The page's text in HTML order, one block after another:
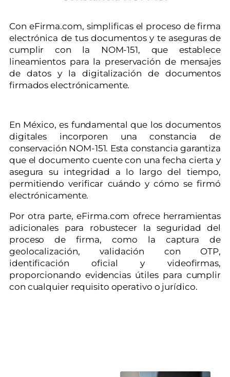
Con eFirma.com, simplificas el proceso de firma
electrónica de tus documentos y te aseguras de
cumplir con la NOM-151, que establece
lineamientos para la preservación de mensajes
de datos y la digitalización de documentos
firmados electrónicamente.
En México, es fundamental que los documentos
digitales incorporen una constancia de
conservación NOM-151. Esta constancia garantiza
que el documento cuente con una fecha cierta y
asegura su integridad a lo largo del tiempo,
permitiendo verificar cuándo y cómo se firmó
electrónicamente.
Por otra parte, eFirma.com ofrece herramientas
adicionales para robustecer la seguridad del
proceso de firma, como la captura de
geolocalización, validación con OTP,
identificación oficial y videofirmas,
proporcionando evidencias útiles para cumplir
con cualquier requisito operativo o jurídico.